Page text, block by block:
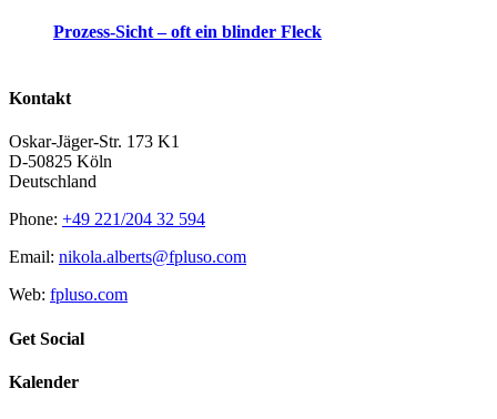
Prozess-Sicht – oft ein blinder Fleck
Kontakt
Oskar-Jäger-Str. 173 K1
D-50825 Köln
Deutschland
Phone: +49 221/204 32 594
Email: nikola.alberts@fpluso.com
Web: fpluso.com
Get Social
Kalender